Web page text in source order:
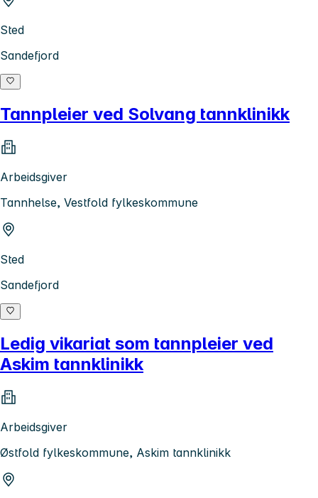
Sted
Sandefjord
Tannpleier ved Solvang tannklinikk
Arbeidsgiver
Tannhelse, Vestfold fylkeskommune
Sted
Sandefjord
Ledig vikariat som tannpleier ved
Askim tannklinikk
Arbeidsgiver
Østfold fylkeskommune, Askim tannklinikk